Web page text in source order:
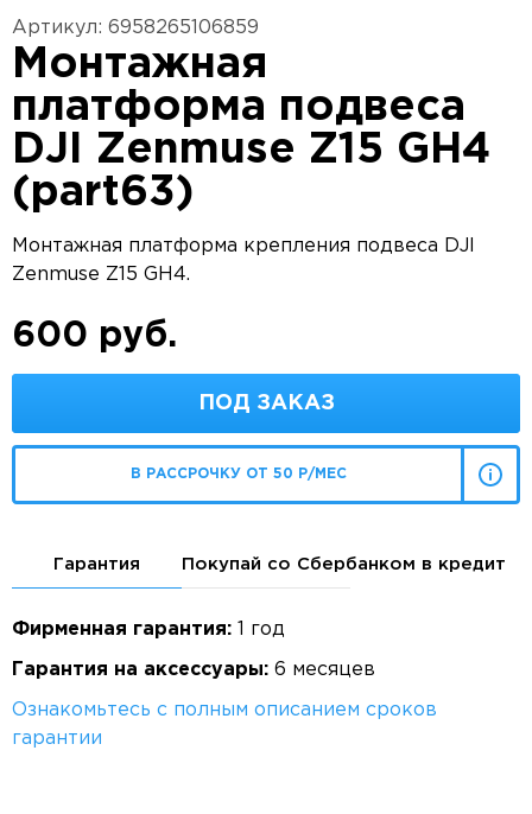
Артикул: 6958265106859
Монтажная
платформа подвеса
DJI Zenmuse Z15 GH4
(part63)
Монтажная платформа крепления подвеса DJI
Zenmuse Z15 GH4.
600 руб.
ПОД ЗАКАЗ
В РАССРОЧКУ ОТ 50 Р/МЕС
Гарантия Покупай со Сбербанком в кредит
Фирменная гарантия: 1 год
Гарантия на аксессуары: 6 месяцев
Ознакомьтесь с полным описанием сроков
гарантии